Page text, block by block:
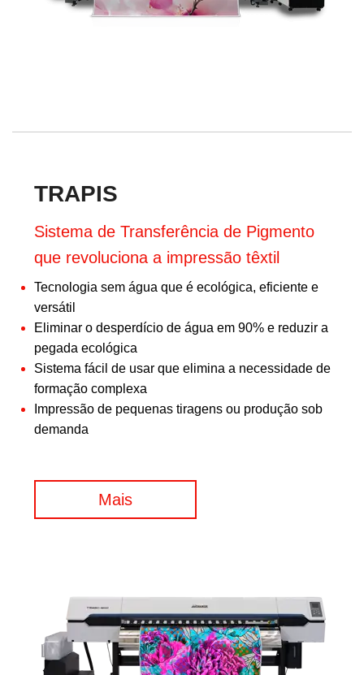
TRAPIS
Sistema de Transferência de Pigmento
que revoluciona a impressão têxtil
Tecnologia sem água que é ecológica, eficiente e
versátil
Eliminar o desperdício de água em 90% e reduzir a
pegada ecológica
Sistema fácil de usar que elimina a necessidade de
formação complexa
Impressão de pequenas tiragens ou produção sob
demanda
Mais